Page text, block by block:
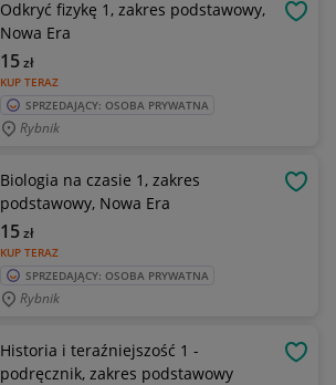
Odkryć fizykę 1, zakres podstawowy,
Nowa Era
KUP TERAZ
15zł
SPRZEDAJĄCY: OSOBA PRYWATNA
Rybnik
Biologia na czasie 1, zakres
podstawowy, Nowa Era
KUP TERAZ
15zł
SPRZEDAJĄCY: OSOBA PRYWATNA
Rybnik
Historia i teraźniejszość 1 -
podręcznik, zakres podstawowy